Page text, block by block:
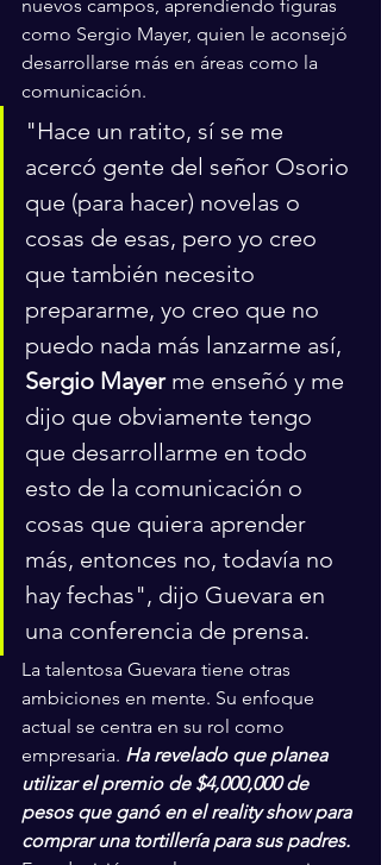
nuevos campos, aprendiendo figuras
como Sergio Mayer, quien le aconsejó
desarrollarse más en áreas como la
comunicación.
"Hace un ratito, sí se me
acercó gente del señor Osorio
que (para hacer) novelas o
cosas de esas, pero yo creo
que también necesito
prepararme, yo creo que no
puedo nada más lanzarme así,
Sergio Mayer me enseñó y me
dijo que obviamente tengo
que desarrollarme en todo
esto de la comunicación o
cosas que quiera aprender
más, entonces no, todavía no
hay fechas", dijo Guevara en
una conferencia de prensa.
La talentosa Guevara tiene otras
ambiciones en mente. Su enfoque
actual se centra en su rol como
empresaria. Ha revelado que planea
utilizar el premio de $4,000,000 de
pesos que ganó en el reality show para
comprar una tortillería para sus padres.